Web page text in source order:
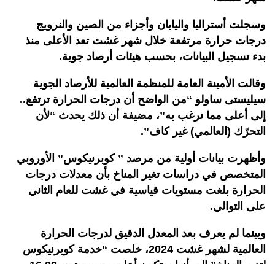
وسجلت أستراليا واليابان وأجزاء من الصين والنرويج
درجات حرارة مرتفعة خلال شهر غشت تعد الأعلى منذ
بدء تسجيل البيانات، بحسب هيئات أرصاد جوية.
وقالت الأمينة العامة للمنظمة العالمية للأرصاد الجوية
سيليستى ساولو “من الواضح أن درجات الحرارة ترتفع..
إلى أعلى مما نرغب به”، مضيفة أن ذلك يحدث “لأن
التحرّك (العالمي) غير كاف”.
وأظهرت بيانات أولية من مرصد ” كوبرنيكوس” الأوروبي
المتخصص في دراسات تغير المناخ بأن معدلات درجات
الحرارة بلغت مستويات قياسية في غشت للعام الثاني
على التوالي.
وبينما لم يعرف بعد المعدل الدقيق لدرجات الحرارة
العالمية لشهر غشت 2024، خلصت “خدمة كوبرنيكوس